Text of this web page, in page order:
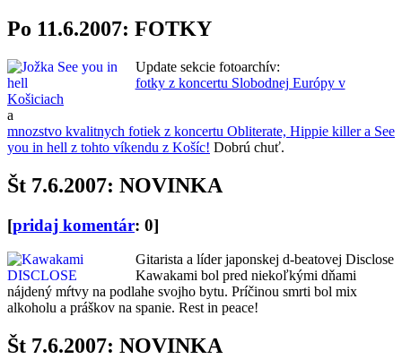
Po 11.6.2007: FOTKY
Update sekcie fotoarchív:
fotky z koncertu Slobodnej Európy v
Košiciach
a
mnozstvo kvalitnych fotiek z koncertu Obliterate, Hippie killer a See
you in hell z tohto víkendu z Košíc! Dobrú chuť.
Št 7.6.2007: NOVINKA
[pridaj komentár: 0]
Gitarista a líder japonskej d-beatovej Disclose
Kawakami bol pred niekoľkými dňami
nájdený mŕtvy na podlahe svojho bytu. Príčinou smrti bol mix
alkoholu a práškov na spanie. Rest in peace!
Št 7.6.2007: NOVINKA